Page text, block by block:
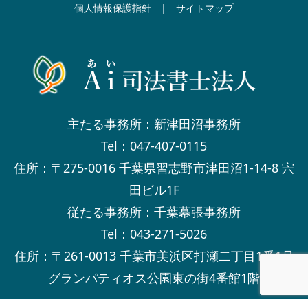
個人情報保護指針 | サイトマップ
主たる事務所：新津田沼事務所
Tel：047-407-0115
住所：〒275-0016 千葉県習志野市津田沼1-14-8 宍
田ビル1F
従たる事務所：千葉幕張事務所
Tel：043-271-5026
住所：〒261-0013 千葉市美浜区打瀬二丁目1番1号
グランパティオス公園東の街4番館1階